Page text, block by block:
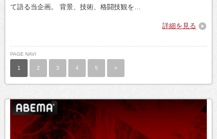
て語る当企画。 背景、技術、格闘技観を…
詳細を見る
PAGE NAVI
1 2 3 4 5 »